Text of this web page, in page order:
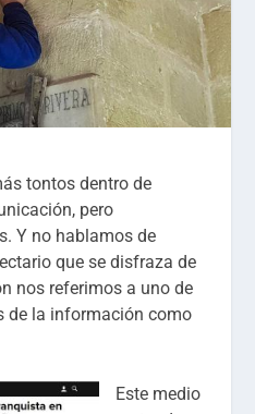
tontos dentro de
pero
Y no hablamos de
que se disfraza de
nos referimos a uno de
de la información como
Este medio